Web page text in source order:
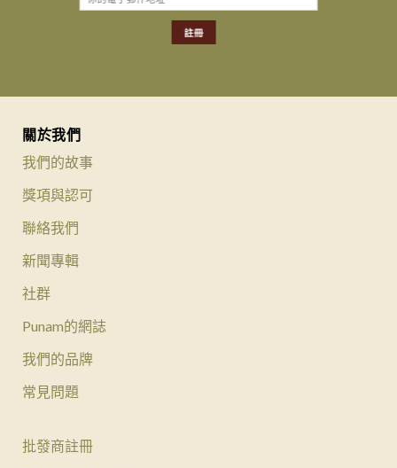
關於我們
我們的故事
獎項與認可
聯絡我們
新聞專輯
社群
Punam的網誌
我們的品牌
常見問題
批發商註冊